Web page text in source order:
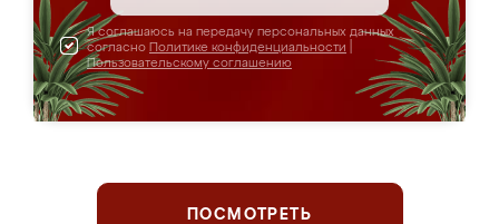
Я соглашаюсь на передачу персональных данных
согласно Политике конфиденциальности
Пользовательскому соглашению
ПОСМОТРЕТЬ